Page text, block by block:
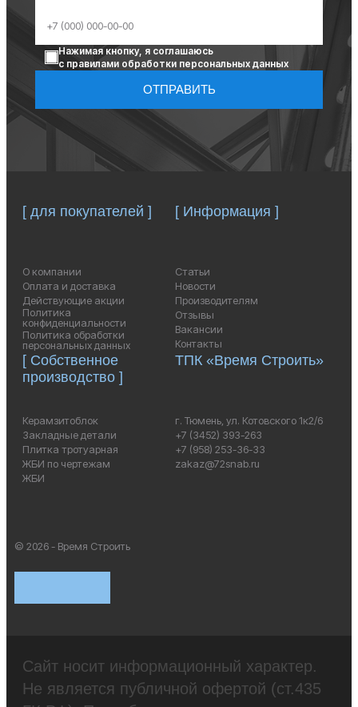
Нажимая кнопку, я соглашаюсь
с правилами обработки персональных данных
ОТПРАВИТЬ
[ для покупателей ]
О компании
Оплата и доставка
Действующие акции
Политика
конфиденциальности
Политика обработки
персональных данных
[ Собственное
производство ]
Керамзитоблок
Закладные детали
Плитка тротуарная
ЖБИ по чертежам
ЖБИ
[ Информация ]
Статьи
Новости
Производителям
Отзывы
Вакансии
Контакты
ТПК «Время Строить»
г. Тюмень, ул. Котовского 1к2/6
+7 (3452) 393-263
+7 (958) 253-36-33
zakaz@72snab.ru
© 2026 - Время Строить
Сайт носит информационный характер.
Не является публичной офертой (ст.435